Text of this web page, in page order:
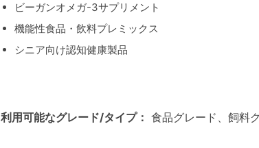
ビーガンオメガ-3サプリメント
機能性食品・飲料プレミックス
シニア向け認知健康製品
利用可能なグレード/タイプ： 食品グレード、飼料